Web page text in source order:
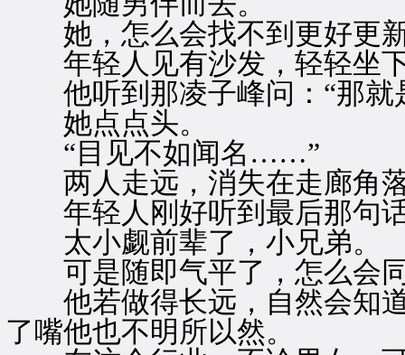
她，怎么会找不到更好更
年轻人见有沙发，轻轻坐
他听到那凌子峰问：“那就
她点点头。
“目见不如闻名……”
两人走远，消失在走廊角
年轻人刚好听到最后那句话
太小觑前辈了，小兄弟。
可是随即气平了，怎么会
他若做得长远，自然会知道
了嘴他也不明所以然。